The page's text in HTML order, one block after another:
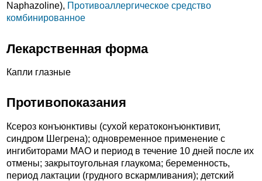
Naphazoline), Противоаллергическое средство
комбинированное
Лекарственная форма
Капли глазные
Противопоказания
Ксероз конъюнктивы (сухой кератоконъюнктивит,
синдром Шегрена); одновременное применение с
ингибиторами МАО и период в течение 10 дней после их
отмены; закрытоугольная глаукома; беременность,
период лактации (грудного вскармливания); детский